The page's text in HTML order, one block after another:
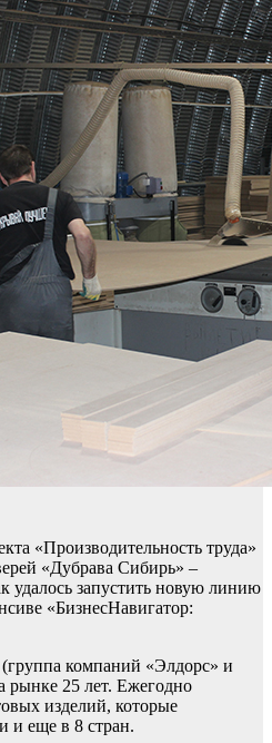
«Производительность труда»
«Дубрава Сибирь» –
удалось запустить новую линию
«БизнесНавигатор:
компаний «Элдорс» и
рынке 25 лет. Ежегодно
изделий, которые
и еще в 8 стран.